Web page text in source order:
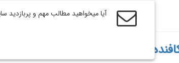
دریا چیست؟
آیا میخواهید مطالب مهم و پربازدید